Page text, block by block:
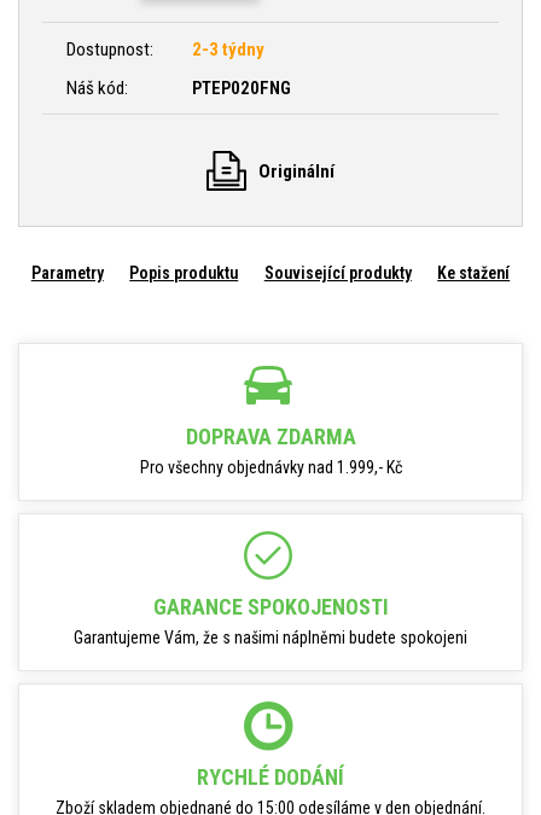
Dostupnost:
2-3 týdny
Náš kód:
PTEP020FNG
Originální
Parametry Popis produktu Související produkty Ke stažení
DOPRAVA ZDARMA
Pro všechny objednávky nad 1.999,- Kč
GARANCE SPOKOJENOSTI
Garantujeme Vám, že s našimi náplněmi budete spokojeni
RYCHLÉ DODÁNÍ
Zboží skladem objednané do 15:00 odesíláme v den objednání.